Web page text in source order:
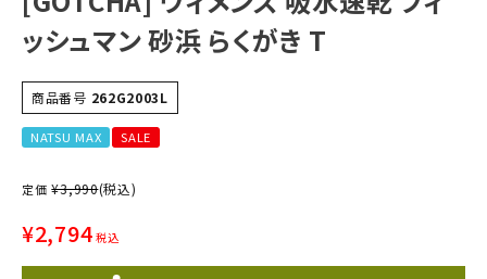
ッシュマン 砂浜 らくがき T
商品番号 262G2003L
NATSU MAX SALE
定価 ¥3,990(税込)
¥2,794 税込